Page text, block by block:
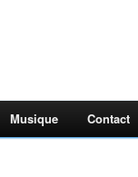
Musique Contact